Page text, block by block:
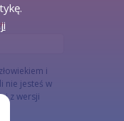
i
nie jesteś w
z wersji